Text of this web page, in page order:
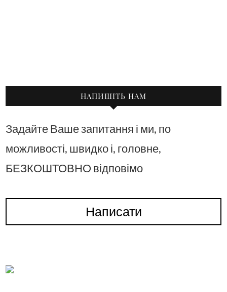
НАПИШІТЬ НАМ
Задайте Ваше запитання і ми, по
можливості, швидко і, головне,
БЕЗКОШТОВНО відповімо
Написати